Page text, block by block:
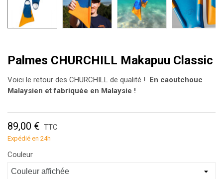
Palmes CHURCHILL Makapuu Classic
Voici le retour des CHURCHILL de qualité ! En caoutchouc
Malaysien et fabriquée en Malaysie !
89,00 € TTC
Expédié en 24h
Couleur